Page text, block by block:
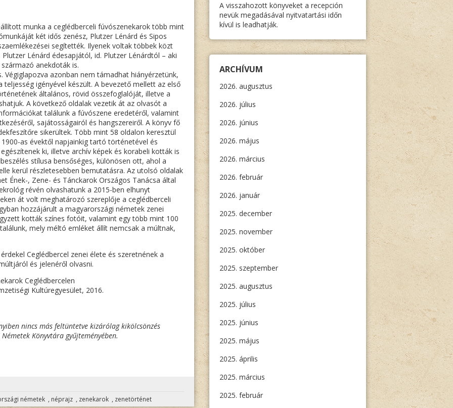
munka a ceglédberceli fúvószenekarok több mint
két idős zenész, Plutzer Lénárd és Sipos
segítették. Ilyenek voltak többek közt
Lénárd édesapjától, id. Plutzer Lénárdtól – aki
anekdoták is.
Végiglapozva azonban nem támadhat hiányérzetünk,
igényével készült. A bevezető mellett az első
általános, rövid összefoglalóját, illetve a
A következő oldalak vezetik át az olvasót a
találunk a fúvószene eredetéről, valamint
sajátosságairól és hangszereiről. A könyv fő
sikerültek. Több mint 58 oldalon keresztül
as évektől napjainkig tartó történetével és
ki, illetve archív képek és korabeli kották is
stílusa bensőséges, különösen ott, ahol a
kerül részletesebben bemutatásra. Az utolsó oldalak
Ének-, Zene- és Tánckarok Országos Tanácsa által
révén olvashatunk a 2015-ben elhunyt
át volt meghatározó szereplője a ceglédberceli
hozzájárult a magyarországi németek zenei
kották színes fotóit, valamint egy több mint 100
mely méltó emléket állít nemcsak a múltnak,
Ceglédbercel zenei élete és szeretnének a
és jelenéről olvasni.
Ceglédbercelen
Kultúregyesület, 2016.
nincs más feltüntetve kizárólag kikölcsönzés
Könyvtára gyűjteményében.
németek , néprajz , zenekarok , zenetörténet
A visszahozott könyveket a recepción
nevük megadásával nyitvatartási időn
kívül is leadhatják.
ARCHÍVUM
2026. augusztus
2026. július
2026. június
2026. május
2026. március
2026. február
2026. január
2025. december
2025. november
2025. október
2025. szeptember
2025. augusztus
2025. július
2025. június
2025. május
2025. április
2025. március
2025. február